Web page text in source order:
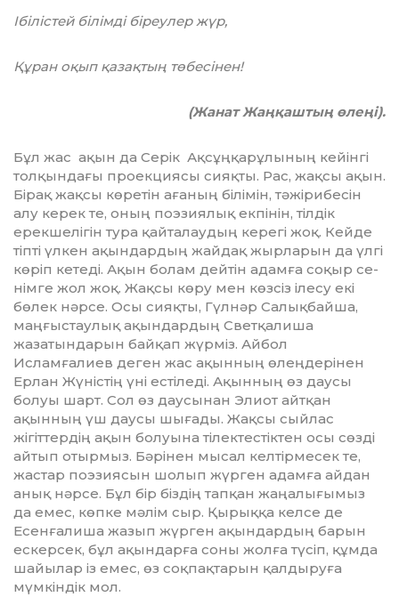
Ібілістей білімді біреулер жүр,
Құран оқып қазақтың төбесінен!
(Жанат Жаңқаштың өлеңі).
Бұл жас ақын да Серік Ақсұңқарұлының кейінгі
толқындағы проекциясы сияқты. Рас, жақсы ақын.
Бірақ жақсы көретін аға­ның білімін, тәжірибесін
алу керек те, оның поэзиялық екпінін, тілдік
ерекшелігін тура қайталаудың керегі жоқ. Кейде
тіпті үлкен ақындардың жайдақ жырларын да үлгі
кө­ріп кетеді. Ақын болам дейтін адамға соқыр се­
німге жол жоқ. Жақсы көру мен көзсіз іле­су екі
бөлек нәрсе. Осы сияқты, Гүлнәр Са­лық­байша,
маңғыстаулық ақындардың Светқалиша
жазатындарын байқап жүр­міз. Айбол
Исламғалиев деген жас ақын­ның өлеңдерінен
Ерлан Жүністің үні естіледі. Ақынның өз даусы
болуы шарт. Сол өз даусынан Элиот айтқан
ақынның үш даусы шығады. Жақсы сыйлас
жігіттердің ақын болуына тілектестіктен осы сөзді
айтып отырмыз. Бәрінен мы­сал келтірмесек те,
жастар поэзиясын шолып жүрген адамға айдан
анық нәрсе. Бұл бір біздің тапқан жаңалығымыз
да емес, көпке мәлім сыр. Қырыққа келсе де
Есен­ға­лиша жазып жүрген ақындардың барын
ескерсек, бұл ақындарға соны жолға түсіп, құмда
шайылар із емес, өз соқпақтарын қалдыруға
мүмкіндік мол.